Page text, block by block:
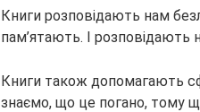
Книги розповідають нам
пам’ятають. І розповідають
Книги також допомагають
знаємо, що це погано, тому